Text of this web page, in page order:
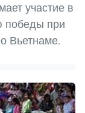
участие в
победы при
Вьетнаме.